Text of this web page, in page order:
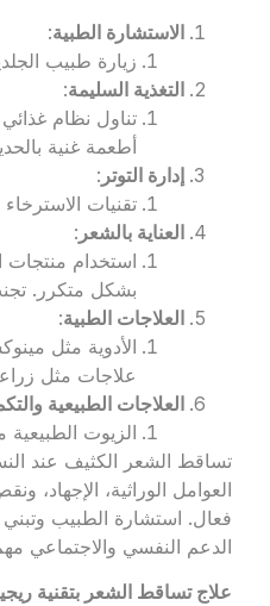
الاستشارة الطبية:
زيارة طبيب
التغذية السليمة:
تناول نظام
أطعمة غنية
إدارة التوتر :
تقنيات
العناية بالشعر :
استخدام منتجات
بشكل متكرر.
العلاجات الطبية:
الأدوية مثل
علاجات مثل
العلاجات الطبيعية
الزيوت
تساقط الشعر الكثيف عند
العوامل الوراثية،
فعال. استشارة الطبيب
الدعم النفسي والاجتماعي
علاج تساقط الشعر بتقنية